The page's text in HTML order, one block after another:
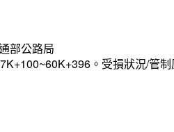
部公路局
。受損狀況/管